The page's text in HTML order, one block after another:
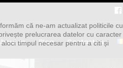
us Blog Contact us
că ne-am actualizat politicile cu
prelucrarea datelor cu caracter
timpul necesar pentru a citi și